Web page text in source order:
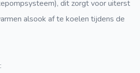
dit zorgt voor uiterst
alsook af te koelen tijdens de